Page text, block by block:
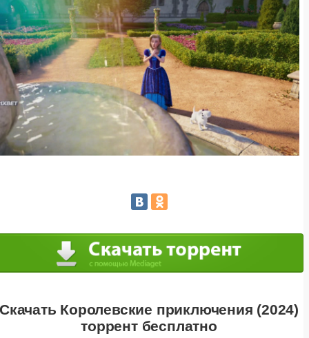
Королевские приключения (2024)
торрент бесплатно